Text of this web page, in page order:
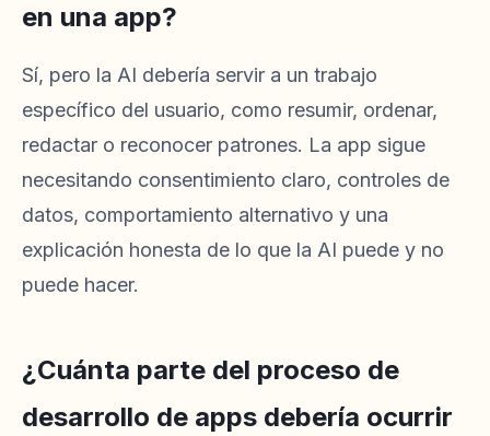
en una app?
Sí, pero la AI debería servir a un trabajo
específico del usuario, como resumir, ordenar,
redactar o reconocer patrones. La app sigue
necesitando consentimiento claro, controles de
datos, comportamiento alternativo y una
explicación honesta de lo que la AI puede y no
puede hacer.
¿Cuánta parte del proceso de
desarrollo de apps debería ocurrir